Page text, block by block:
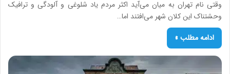
وقتی نام تهران به میان می‌آید اکثر مردم یاد شلوغی و آلودگی و ترافیک
وحشتناک این کلان شهر می‌افتند اما…
ادامه مطلب »